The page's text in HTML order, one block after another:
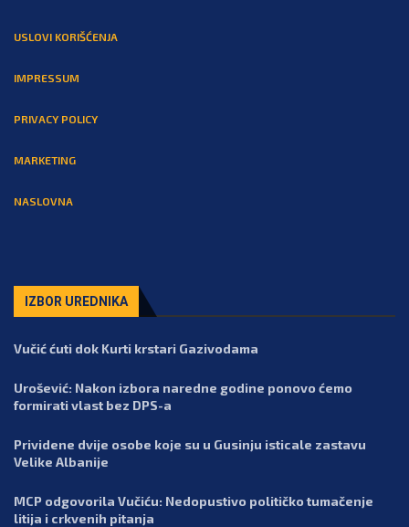
USLOVI KORIŠĆENJA
IMPRESSUM
PRIVACY POLICY
MARKETING
NASLOVNA
IZBOR UREDNIKA
Vučić ćuti dok Kurti krstari Gazivodama
Urošević: Nakon izbora naredne godine ponovo ćemo
formirati vlast bez DPS-a
Prividene dvije osobe koje su u Gusinju isticale zastavu
Velike Albanije
MCP odgovorila Vučiću: Nedopustivo političko tumačenje
litija i crkvenih pitanja